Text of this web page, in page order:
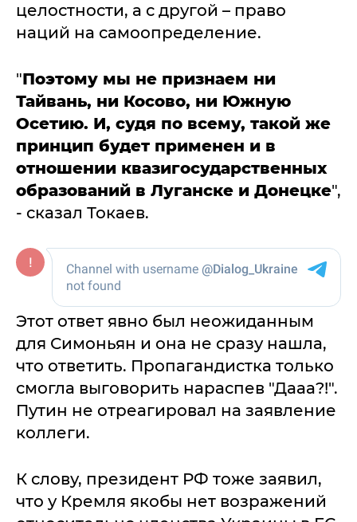
целостности, а с другой – право
наций на самоопределение.
"Поэтому мы не признаем ни
Тайвань, ни Косово, ни Южную
Осетию. И, судя по всему, такой же
принцип будет применен и в
отношении квазигосударственных
образований в Луганске и Донецке",
- сказал Токаев.
Этот ответ явно был неожиданным
для Симоньян и она не сразу нашла,
что ответить. Пропагандистка только
смогла выговорить нараспев "Дааа?!".
Путин не отреагировал на заявление
коллеги.
К слову, президент РФ тоже заявил,
что у Кремля якобы нет возражений